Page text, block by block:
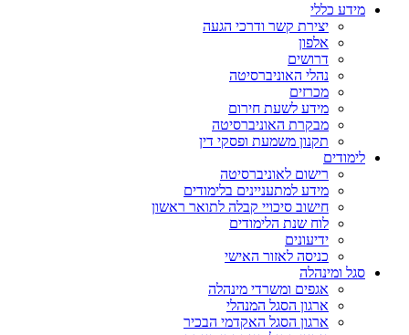
מידע כללי
יצירת קשר ודרכי הגעה
אלפון
דרושים
נהלי האוניברסיטה
מכרזים
מידע לשעת חירום
מבקרת האוניברסיטה
תקנון משמעת ופסקי דין
לימודים
רישום לאוניברסיטה
מידע למתעניינים בלימודים
חישוב סיכויי קבלה לתואר ראשון
לוח שנת הלימודים
ידיעונים
כניסה לאזור האישי
סגל ומינהלה
אגפים ומשרדי מינהלה
ארגון הסגל המנהלי
ארגון הסגל האקדמי הבכיר